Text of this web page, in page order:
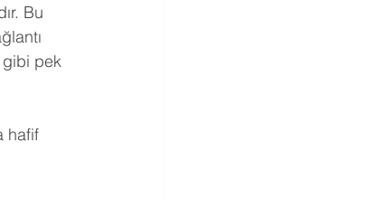
Bu
gibi pek
hafif